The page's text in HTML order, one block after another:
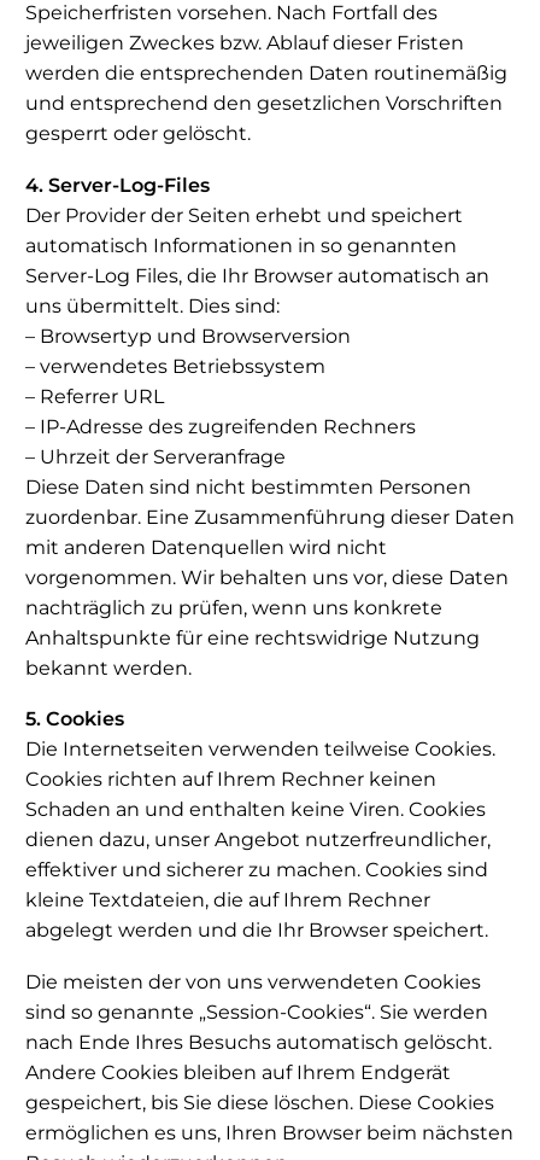
Speicherfristen vorsehen. Nach Fortfall des
jeweiligen Zweckes bzw. Ablauf dieser Fristen
werden die entsprechenden Daten routinemäßig
und entsprechend den gesetzlichen Vorschriften
gesperrt oder gelöscht.
4. Server-Log-Files
Der Provider der Seiten erhebt und speichert
automatisch Informationen in so genannten
Server-Log Files, die Ihr Browser automatisch an
uns übermittelt. Dies sind:
– Browsertyp und Browserversion
– verwendetes Betriebssystem
– Referrer URL
– IP-Adresse des zugreifenden Rechners
– Uhrzeit der Serveranfrage
Diese Daten sind nicht bestimmten Personen
zuordenbar. Eine Zusammenführung dieser Daten
mit anderen Datenquellen wird nicht
vorgenommen. Wir behalten uns vor, diese Daten
nachträglich zu prüfen, wenn uns konkrete
Anhaltspunkte für eine rechtswidrige Nutzung
bekannt werden.
5. Cookies
Die Internetseiten verwenden teilweise Cookies.
Cookies richten auf Ihrem Rechner keinen
Schaden an und enthalten keine Viren. Cookies
dienen dazu, unser Angebot nutzerfreundlicher,
effektiver und sicherer zu machen. Cookies sind
kleine Textdateien, die auf Ihrem Rechner
abgelegt werden und die Ihr Browser speichert.
Die meisten der von uns verwendeten Cookies
sind so genannte „Session-Cookies“. Sie werden
nach Ende Ihres Besuchs automatisch gelöscht.
Andere Cookies bleiben auf Ihrem Endgerät
gespeichert, bis Sie diese löschen. Diese Cookies
ermöglichen es uns, Ihren Browser beim nächsten